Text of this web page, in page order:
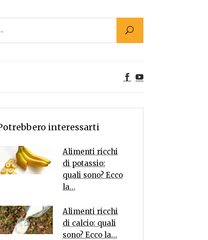
Utility
interessarti
Alimenti ricchi
di potassio:
quali sono? Ecco
la…
Alimenti ricchi
di calcio: quali
sono? Ecco la…